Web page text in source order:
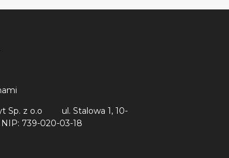
Sp. z o.o
ul. Stalowa 1, 10-
NIP: 739-020-03-18